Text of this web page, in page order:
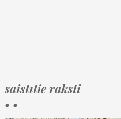
saistītie raksti
• •